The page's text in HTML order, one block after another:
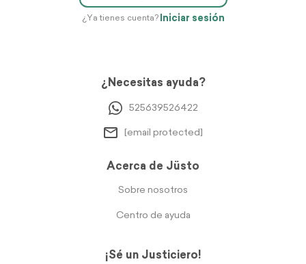
¿Ya tienes cuenta? Iniciar sesión
¿Necesitas ayuda?
525639526422
[email protected]
Acerca de Jüsto
Sobre nosotros
Centro de ayuda
¡Sé un Justiciero!